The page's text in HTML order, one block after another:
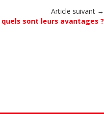
Article suivant →
sont leurs avantages ?